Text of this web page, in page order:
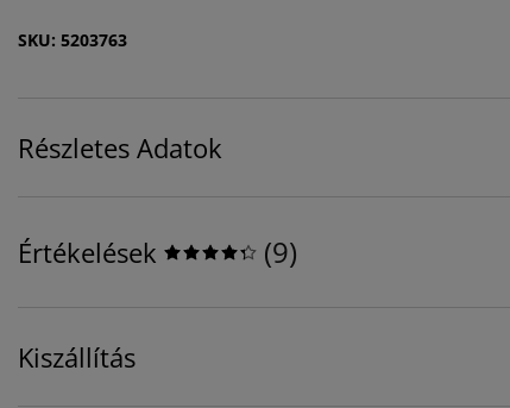
SKU: 5203763
Részletes Adatok
Értékelések (9)
Kiszállítás